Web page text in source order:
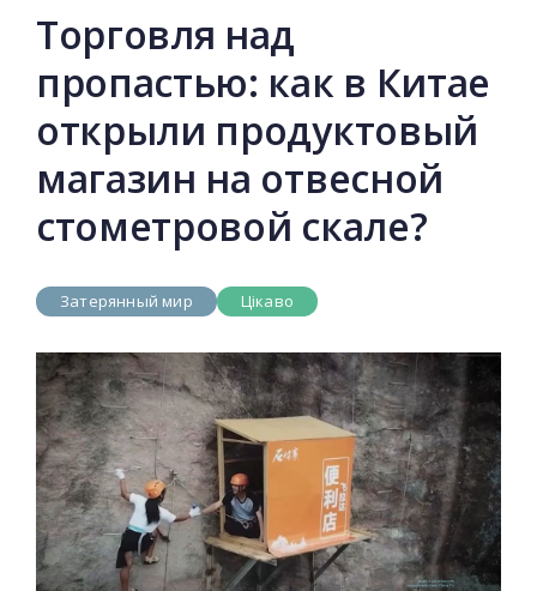
Торговля над
пропастью: как в Китае
открыли продуктовый
магазин на отвесной
стометровой скале?
Затерянный мир Цікаво